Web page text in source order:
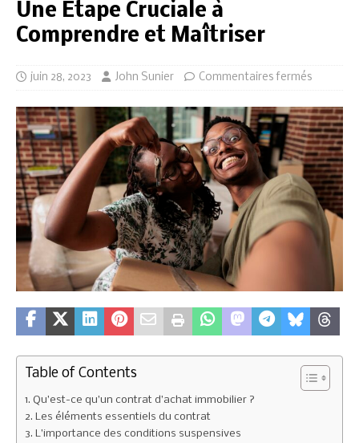
Une Étape Cruciale à
Comprendre et Maîtriser
juin 28, 2023 John Sunier Commentaires fermés
Table of Contents
Qu’est-ce qu’un contrat d’achat immobilier ?
Les éléments essentiels du contrat
L’importance des conditions suspensives